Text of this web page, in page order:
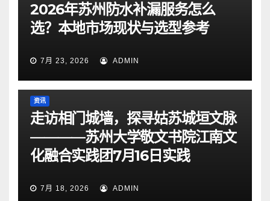
2026年苏州防水补漏服务怎么
选？本地市场现状与选型参考
7月 23, 2026 ADMIN
资讯
走访相门城墙，探寻姑苏城垣文脉
————苏州大学敬文书院江南文
化融合实践团7月16日实践
7月 18, 2026 ADMIN